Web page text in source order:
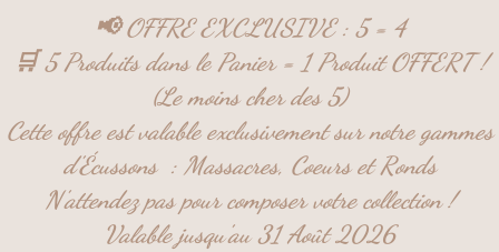
📢 OFFRE EXCLUSIVE : 5 = 4
🛒 5 Produits dans le Panier = 1 Produit OFFERT !
(Le moins cher des 5)
Cette offre est valable exclusivement sur notre gammes
d'Écussons :Massacres, Coeurs etRonds
N'attendez pas pour composer votre collection !
Valable jusqu'au 31 Août 2026